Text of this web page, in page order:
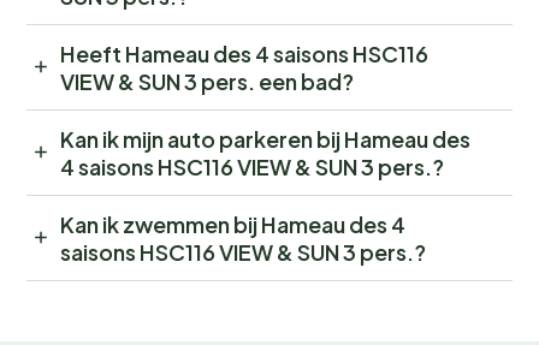
Heeft Hameau des 4 saisons HSC116
VIEW & SUN 3 pers. een bad?
Kan ik mijn auto parkeren bij Hameau des
4 saisons HSC116 VIEW & SUN 3 pers.?
Kan ik zwemmen bij Hameau des 4
saisons HSC116 VIEW & SUN 3 pers.?